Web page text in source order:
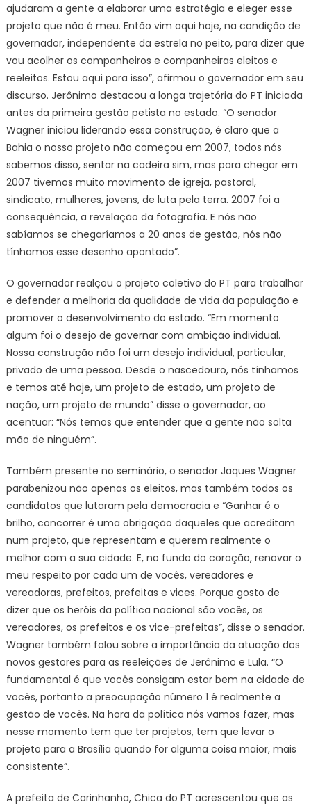
ajudaram a gente a elaborar uma estratégia e eleger esse
projeto que não é meu. Então vim aqui hoje, na condição de
governador, independente da estrela no peito, para dizer que
vou acolher os companheiros e companheiras eleitos e
reeleitos. Estou aqui para isso”, afirmou o governador em seu
discurso. Jerônimo destacou a longa trajetória do PT iniciada
antes da primeira gestão petista no estado. “O senador
Wagner iniciou liderando essa construção, é claro que a
Bahia o nosso projeto não começou em 2007, todos nós
sabemos disso, sentar na cadeira sim, mas para chegar em
2007 tivemos muito movimento de igreja, pastoral,
sindicato, mulheres, jovens, de luta pela terra. 2007 foi a
consequência, a revelação da fotografia. E nós não
sabíamos se chegaríamos a 20 anos de gestão, nós não
tínhamos esse desenho apontado”.
O governador realçou o projeto coletivo do PT para trabalhar
e defender a melhoria da qualidade de vida da população e
promover o desenvolvimento do estado. “Em momento
algum foi o desejo de governar com ambição individual.
Nossa construção não foi um desejo individual, particular,
privado de uma pessoa. Desde o nascedouro, nós tínhamos
e temos até hoje, um projeto de estado, um projeto de
nação, um projeto de mundo” disse o governador, ao
acentuar: “Nós temos que entender que a gente não solta
mão de ninguém”.
Também presente no seminário, o senador Jaques Wagner
parabenizou não apenas os eleitos, mas também todos os
candidatos que lutaram pela democracia e “Ganhar é o
brilho, concorrer é uma obrigação daqueles que acreditam
num projeto, que representam e querem realmente o
melhor com a sua cidade. E, no fundo do coração, renovar o
meu respeito por cada um de vocês, vereadores e
vereadoras, prefeitos, prefeitas e vices. Porque gosto de
dizer que os heróis da política nacional são vocês, os
vereadores, os prefeitos e os vice-prefeitas”, disse o senador.
Wagner também falou sobre a importância da atuação dos
novos gestores para as reeleições de Jerônimo e Lula. “O
fundamental é que vocês consigam estar bem na cidade de
vocês, portanto a preocupação número 1 é realmente a
gestão de vocês. Na hora da política nós vamos fazer, mas
nesse momento tem que ter projetos, tem que levar o
projeto para a Brasília quando for alguma coisa maior, mais
consistente”.
A prefeita de Carinhanha, Chica do PT acrescentou que as